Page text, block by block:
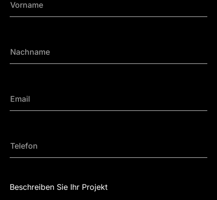
Beschreiben Sie Ihr Projekt